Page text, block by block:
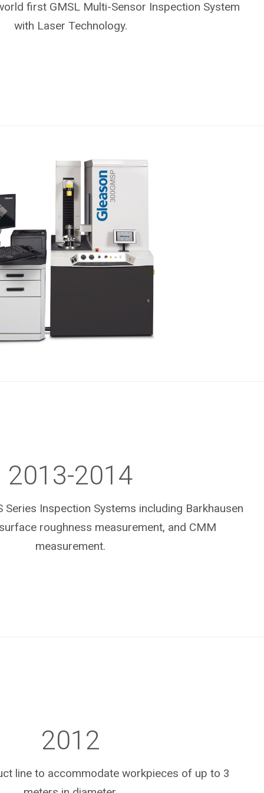
first GMSL Multi-Sensor Inspection System
with Laser Technology.
2013-2014
Series Inspection Systems including Barkhausen
roughness measurement, and CMM
measurement.
2012
line to accommodate workpieces of up to 3